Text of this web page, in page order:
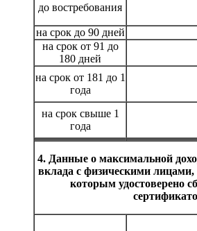
до востребования
на срок до 90 дней
на срок от 91 до
180 дней
на срок от 181 до 1
года
на срок свыше 1
года
4. Данные о максимальной
вклада с физическими лицами,
которым удостоверено